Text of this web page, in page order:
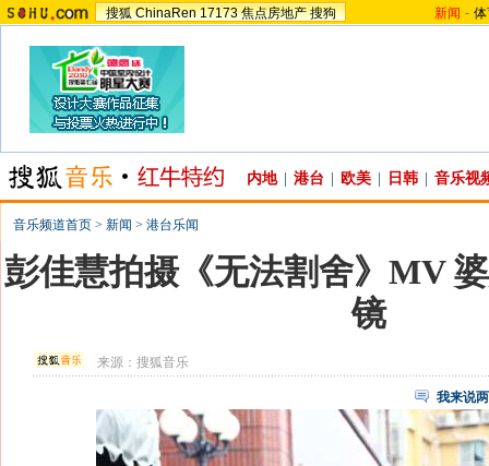
搜狐 ChinaRen 17173 焦点房地产 搜狗 新闻 -
内地 港台 欧美 日韩 音乐视
音乐频道首页 > 新闻 > 港台乐闻
彭佳慧拍摄《无法割舍》MV
镜
来源：搜狐音乐
我来说